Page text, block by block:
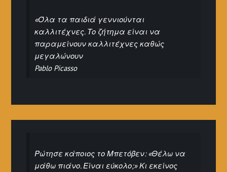
«Όλα τα παιδιά γεννιούνται
καλλιτέχνες. Το ζήτημα είναι να
παραμείνουν καλλιτέχνες καθώς
μεγαλώνουν
Pablo Picasso
Ρώτησε κάποιος το Μπετόβεν: «Θέλω να
μάθω πιάνο. Είναι εύκολο;» Κι εκείνος